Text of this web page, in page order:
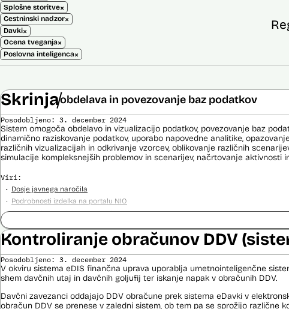
Splošne storitve×
Cestninski nadzor×
Davki×
Ocena tveganja×
Poslovna inteligenca×
Skrinjaobdelava in povezovanje baz podatkov
Posodobljeno: 3. december 2024
Sistem omogoča obdelavo in vizualizacijo podatkov, povezovanje baz
dinamično raziskovanje podatkov, uporabo napovedne analitike,
različnih vizualizacijah in odkrivanje vzorcev, oblikovanje različnih
simulacije kompleksnejših problemov in scenarijev, načrtovanje aktivnosti
Viri:
Dosje javnega naročila
Podrobnosti izdelka na portalu NIO
Predstavitev projekta na gov.si
Odgovor na zahtevo za dostop do informacij javnega značaja
Tehnične specifikacije iz razpisne dokumentacije
Promocijska zloženka Skrinja 2.0
Ocena učinka na osebne podatke
Kontroliranje obračunov DDV
Posodobljeno: 3. december 2024
V okviru sistema eDIS finančna uprava uporablja umetnointeligenčne
shem davčnih utaj in davčnih goljufij ter iskanje napak v obračunih DDV.
Davčni zavezanci oddajajo DDV obračune prek sistema eDavki v
obračun DDV se prenese v zaledni sistem, ob tem pa se sprožijo različne